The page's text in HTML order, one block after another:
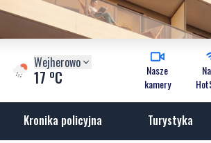
Wejherowo
17 oC
Nasze
kamery
Kronika policyjna Turystyka